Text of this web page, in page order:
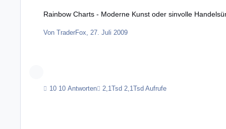
Rainbow Charts - Moderne Kunst oder sinvolle
Von TraderFox 27. Juli 2009
10 Antworten 2,1Tsd Aufrufe